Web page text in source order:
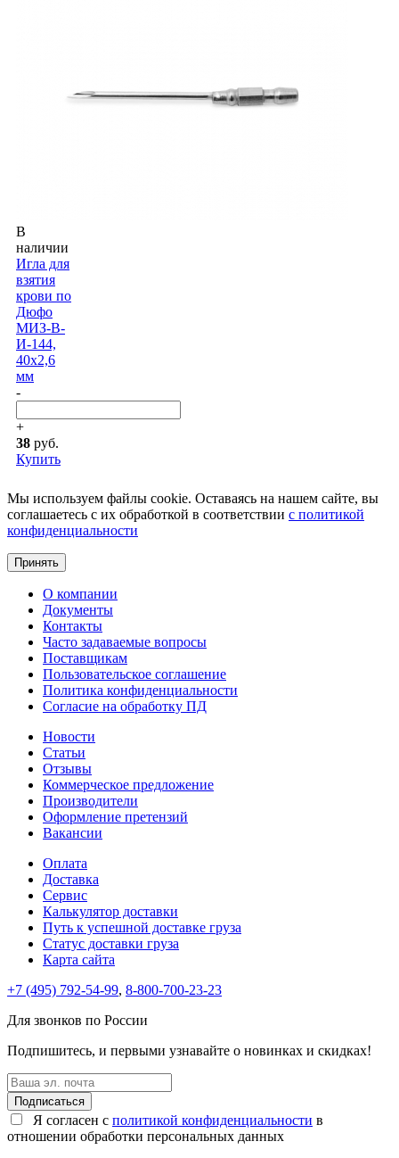
В
наличии
Игла для
взятия
крови по
Дюфо
МИЗ-В-
И-144,
40x2,6
мм
-
+
38 руб.
Купить
Мы используем файлы cookie. Оставаясь на нашем сайте, вы
соглашаетесь с их обработкой в соответствии c политикой
конфиденциальности
Принять
О компании
Документы
Контакты
Часто задаваемые вопросы
Поставщикам
Пользовательское соглашение
Политика конфиденциальности
Согласие на обработку ПД
Новости
Статьи
Отзывы
Коммерческое предложение
Производители
Оформление претензий
Вакансии
Оплата
Доставка
Сервис
Калькулятор доставки
Путь к успешной доставке груза
Статус доставки груза
Карта сайта
+7 (495) 792-54-99, 8-800-700-23-23
Для звонков по России
Подпишитесь, и первыми узнавайте о новинках и скидках!
Подписаться
Я согласен с политикой конфиденциальности в
отношении обработки персональных данных